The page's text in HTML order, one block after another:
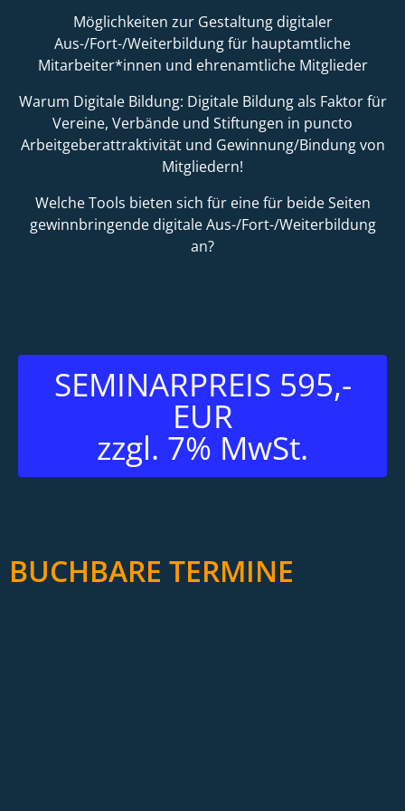
Möglichkeiten zur Gestaltung digitaler
Aus-/Fort-/Weiterbildung für hauptamtliche
Mitarbeiter*innen und ehrenamtliche Mitglieder
Warum Digitale Bildung: Digitale Bildung als Faktor für
Vereine, Verbände und Stiftungen in puncto
Arbeitgeberattraktivität und Gewinnung/Bindung von
Mitgliedern!
Welche Tools bieten sich für eine für beide Seiten
gewinnbringende digitale Aus-/Fort-/Weiterbildung
an?
SEMINARPREIS 595,-
EUR
zzgl. 7% MwSt.
BUCHBARE TERMINE